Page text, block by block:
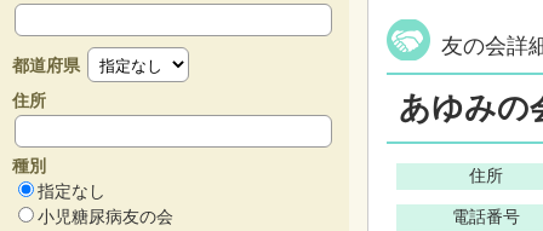
都道府県
住所
種別
指定なし
小児糖尿病友の会
友の会詳
あゆみの
住所
電話番号